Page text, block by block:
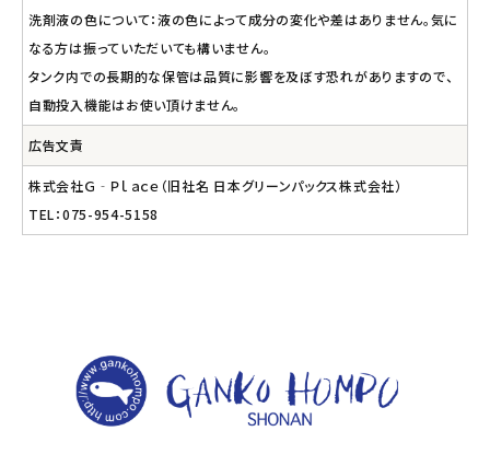
洗剤液の色について：液の色によって成分の変化や差はありません。気に
なる方は振っていただいても構いません。
タンク内での長期的な保管は品質に影響を及ぼす恐れがありますので、
自動投入機能はお使い頂けません。
広告文責
株式会社Ｇ‐Ｐｌａｃｅ（旧社名 日本グリーンパックス株式会社）
TEL：075-954-5158